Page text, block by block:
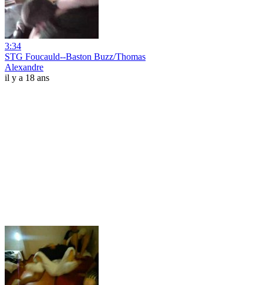
3:34
STG Foucauld--Baston Buzz/Thomas
Alexandre
il y a 18 ans